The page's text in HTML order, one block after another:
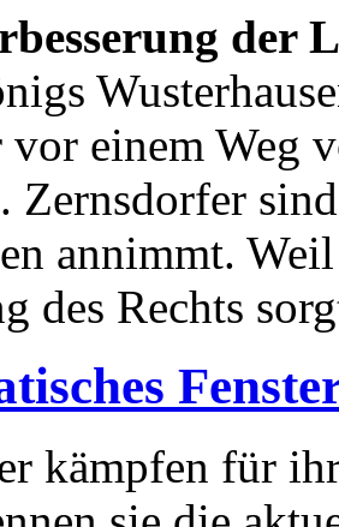
der
einem Weg
Zernsdorfer
annimmt.
des Rechts
kämpfen für